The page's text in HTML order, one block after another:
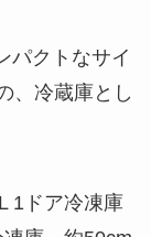
パクトなサイ
、冷蔵庫とし
1ドア冷凍庫